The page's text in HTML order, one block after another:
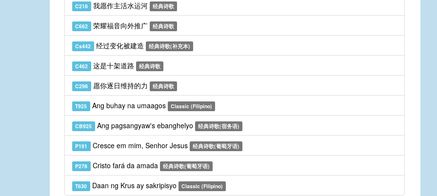
C218 我愿作主活水运河 经典诗歌
C662 荣耀福音向外推广 经典诗歌
Cs442 经过变化被建造 经典诗歌(补充本)
C462 这是十架道路 经典诗歌
C298 愿你逐日维持的力 经典诗歌
T925 Ang buhay na umaagos Classic (Filipino)
CB925 Ang pagsangyaw's ebanghelyo 经典诗歌(宿务语)
P191 Cresce em mim, Senhor Jesus 经典诗歌(葡萄牙语)
P278 Cristo fará da amada 经典诗歌(葡萄牙语)
T630 Daan ng Krus ay sakripisyo Classic (Filipino)